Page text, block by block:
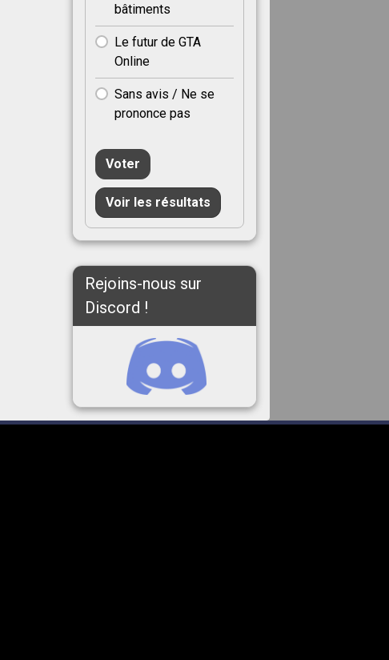
bâtiments
Le futur de GTA
Online
Sans avis / Ne se
prononce pas
Voter
Voir les résultats
Rejoins-nous sur
Discord !